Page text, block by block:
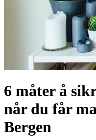
6 måter å
når du får
Bergen